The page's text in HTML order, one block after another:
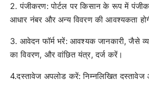
2. पंजीकरण: पोर्टल पर किसान के रूप में
आधार नंबर और अन्य विवरण की आवश्यकता
3. आवेदन फॉर्म भरें: आवश्यक जानकारी, जैसे
का विवरण, और वांछित यंत्र, दर्ज करें।
4.दस्तावेज अपलोड करें: निम्नलिखित